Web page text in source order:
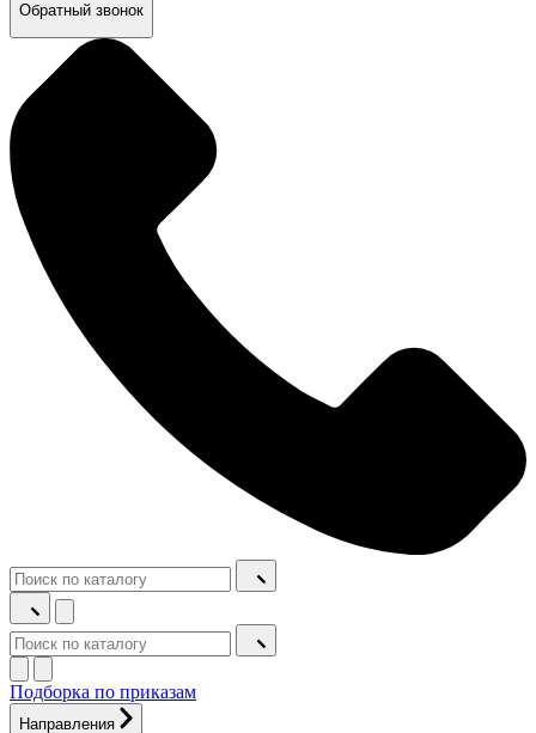
Обратный звонок
Подборка по приказам
Направления